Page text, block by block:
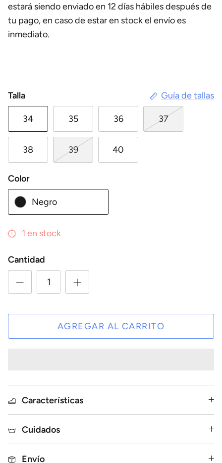
estará siendo enviado en 12 días hábiles después de
tu pago, en caso de estar en stock el envío es
inmediato.
Talla Guía de tallas
34 35 36 37
38 39 40
Color
Negro
1 en stock
Cantidad
AGREGAR AL CARRITO
Características
Cuidados
Envío